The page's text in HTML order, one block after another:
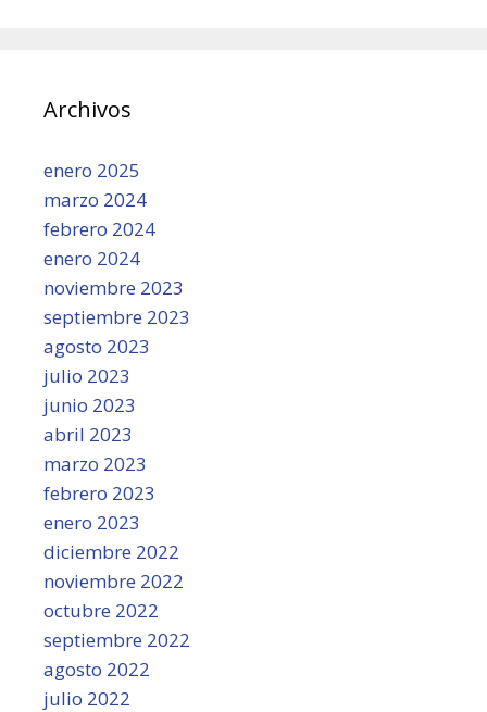
Archivos
enero 2025
marzo 2024
febrero 2024
enero 2024
noviembre 2023
septiembre 2023
agosto 2023
julio 2023
junio 2023
abril 2023
marzo 2023
febrero 2023
enero 2023
diciembre 2022
noviembre 2022
octubre 2022
septiembre 2022
agosto 2022
julio 2022